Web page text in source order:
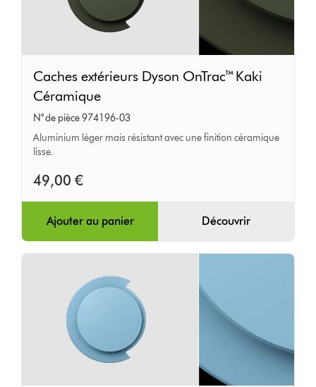
extérieurs
Dyson
OnTrac™
Kaki
Caches extérieurs Dyson OnTrac™ Kaki
Céramique
N° de pièce 974196-03
Aluminium léger mais résistant avec une finition céramique
lisse.
49,00 €
Ajouter au panier Découvrir